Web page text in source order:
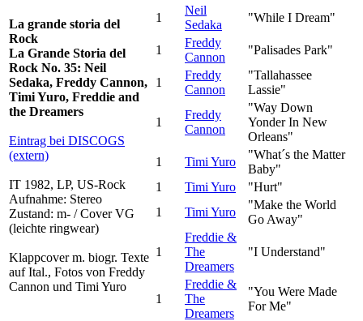
La grande storia del
Rock
La Grande Storia del
Rock No. 35: Neil
Sedaka, Freddy Cannon,
Timi Yuro, Freddie and
the Dreamers
Eintrag bei DISCOGS
(extern)
IT 1982, LP, US-Rock
Aufnahme: Stereo
Zustand: m- / Cover VG
(leichte ringwear)
Klappcover m. biogr. Texte
auf Ital., Fotos von Freddy
Cannon und Timi Yuro
1
Neil
Sedaka
"While I Dream"
1
Freddy
Cannon
"Palisades Park"
1
Freddy
Cannon
"Tallahassee
Lassie"
1
Freddy
Cannon
"Way Down
Yonder In New
Orleans"
1
Timi Yuro
"What´s the Matter
Baby"
1
Timi Yuro
"Hurt"
1
Timi Yuro
"Make the World
Go Away"
1
Freddie &
The
Dreamers
"I Understand"
1
Freddie &
The
Dreamers
"You Were Made
For Me"